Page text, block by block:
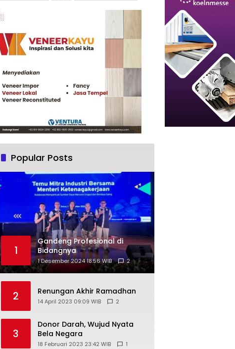
Popular Posts
1
Gandeng Profesional di
Bidangnya
1 Desember 2024 18:56 WIB 2
2 Renungan Akhir Ramadhan
14 April 2023 09:09 WIB 2
3
Donor Darah, Wujud Nyata
Bela Negara
18 Februari 2023 23:42 WIB 1